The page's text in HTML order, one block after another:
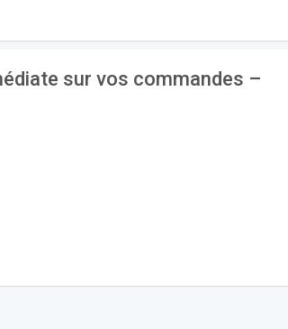
sur vos commandes –